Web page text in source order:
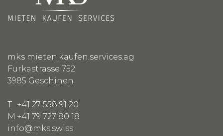
mks mieten.kaufen.services.ag
Furkastrasse 752
3985 Geschinen
T +41 27 558 91 20
M +41 79 727 80 18
info@mks.swiss